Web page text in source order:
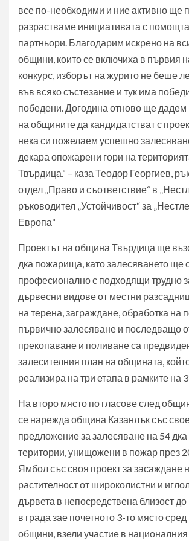
все по-необходими и ние активно ще
разрастваме инициативата с
партньори. Благодарим искрено на
общини, които се включиха в първия
конкурс, изборът на журито не беше
във всяко състезание и тук има
победени. Догодина отново ще
на общините да кандидатстват с
нека си пожелаем успешно
декара опожарени гори на
Твърдица.“ – каза Теодор Георгиев,
отдел „Право и съответствие“ в
ръководител „Устойчивост“ за
Европа“
Проектът на община Твърдица ще
дка пожарища, като залесяването ще
професионално с подходящи трудно
дървесни видове от местни
на терена, заграждане, обработка на
първично залесяване и последващо
прекопаване и поливане са
залесителния план на общината,
реализира на три етапа в рамките на
На второ място по гласове след
се нарежда община Казанлък със
предложение за залесяване на 54 дка
територии, унищожени в пожар през
Ямбол със своя проект за засаждане
растителност от широколистни и
дървета в непосредствена близост
в града зае почетното 3-то място сред
общини, взели участие в националния